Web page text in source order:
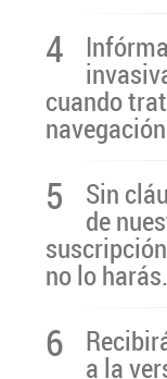
4
cuando
5 Sin
de
no lo harás.
6 a la